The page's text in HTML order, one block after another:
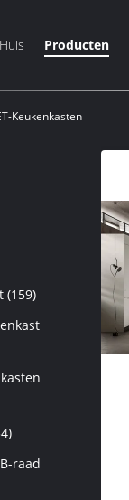
Huis Producten
Keukenkasten
(159)
raad